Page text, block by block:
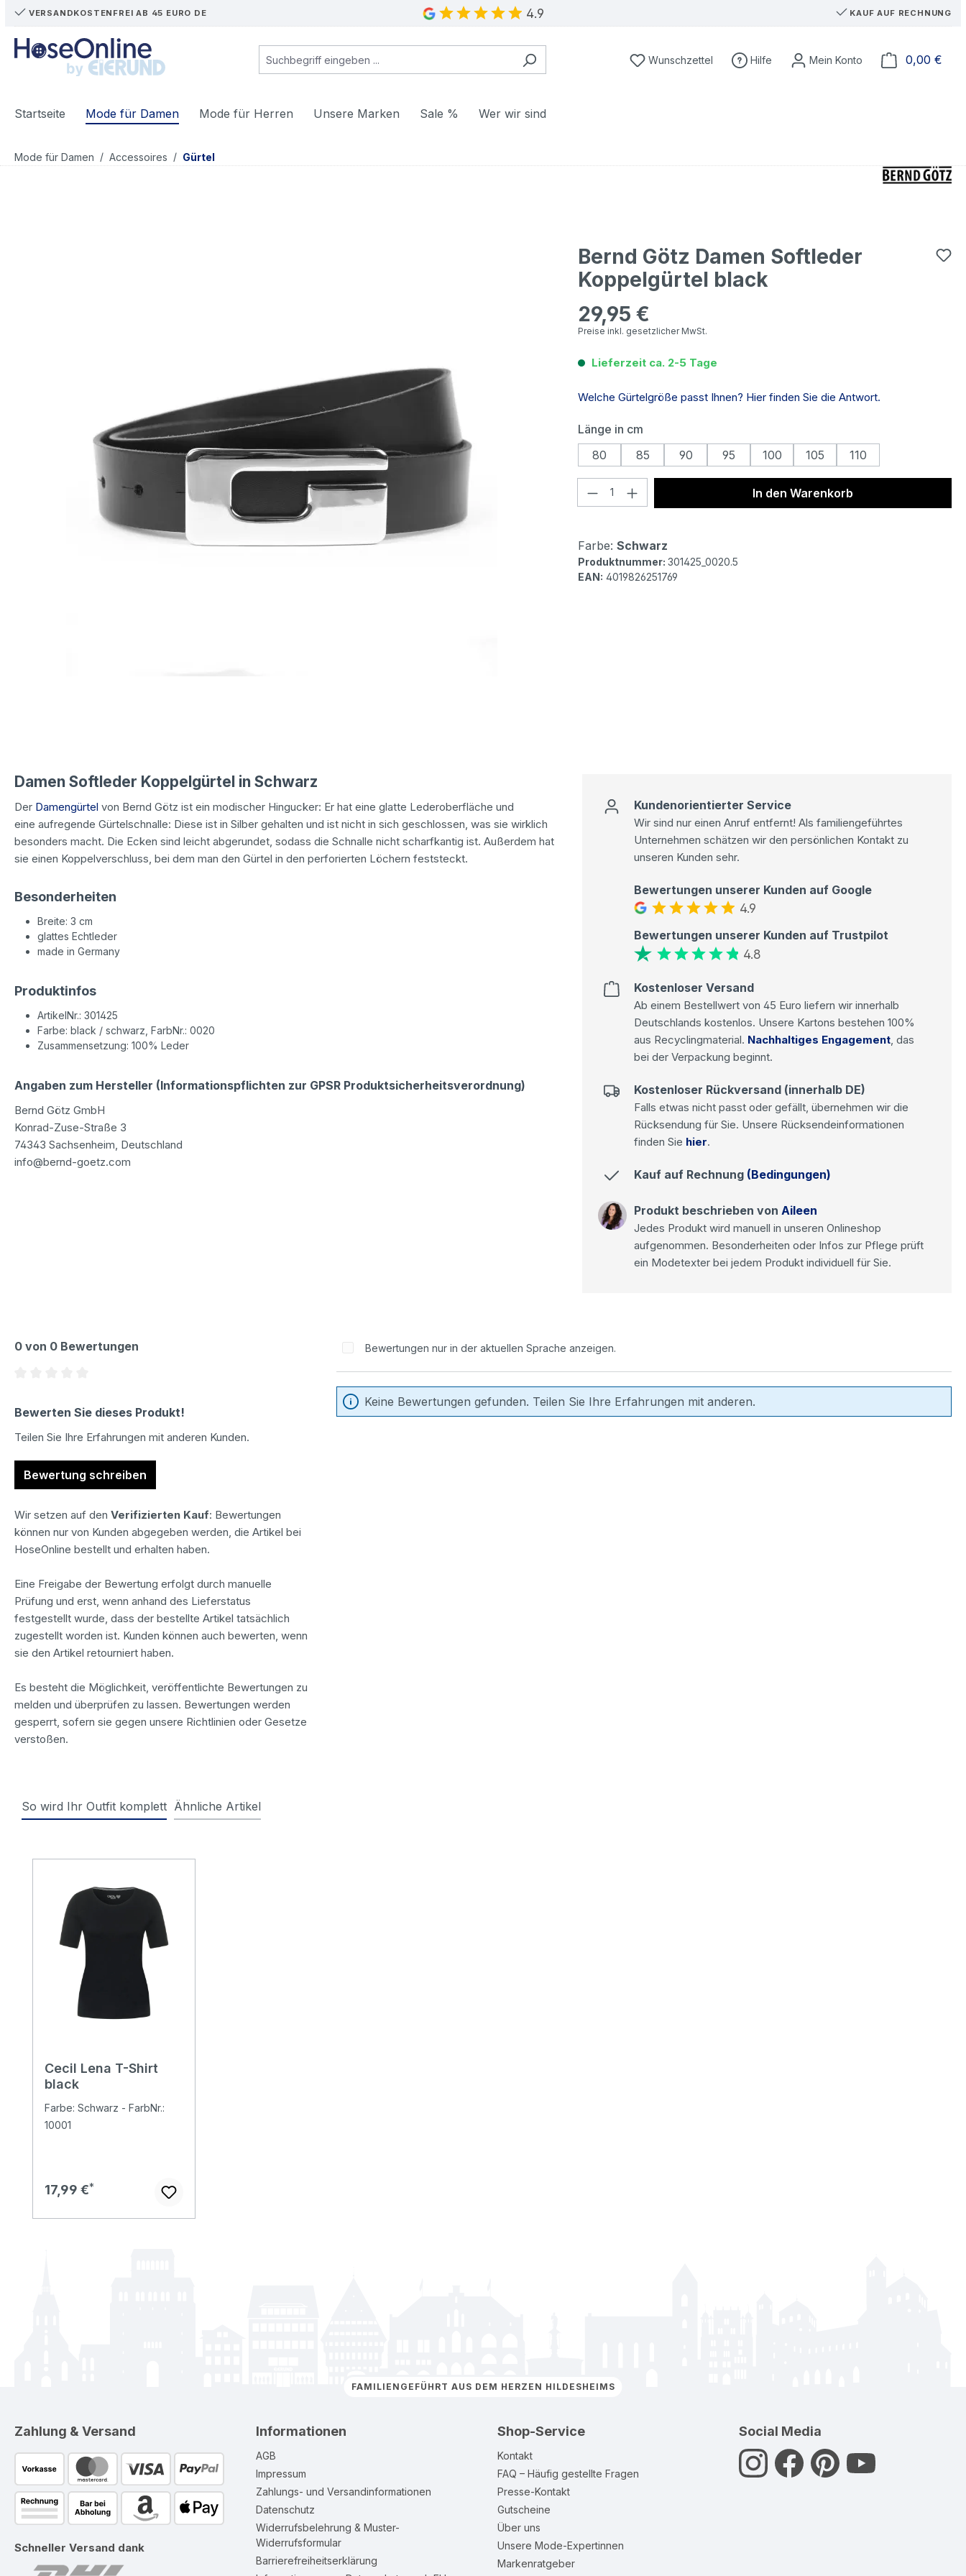
Hauptinhalt springen
Zur Suche springen
Zur Hauptnavigation springen
VERSANDKOSTENFREI AB 45 EURO DE 4.9 KAUF AUF RECHNUNG
Du hast 0 Produkte auf dem Merkzettel
Wunschzettel Hilfe 0,00 €
Startseite Mode für Damen Mode für Herren Unsere Marken Sale % Wer wir sind
Mode für Damen / Accessoires / Gürtel
Bernd Götz Damen Softleder
Koppelgürtel black
Regulärer Preis:
29,95 €
Preise inkl. gesetzlicher MwSt.
Lieferzeit ca. 2-5 Tage
Welche Gürtelgröße passt Ihnen? Hier finden Sie die Antwort.
Länge in cm
80
85 90 95 100 105 110
Produkt Anzahl: Gib den gewünschten Wert
In den Warenkorb
Farbe: Schwarz
Produktnummer: 301425_0020.5
EAN: 4019826251769
Damen Softleder Koppelgürtel in Schwarz
Der Damengürtel von Bernd Götz ist ein modischer Hingucker: Er hat eine glatte Lederoberfläche und
eine aufregende Gürtelschnalle: Diese ist in Silber gehalten und ist nicht in sich geschlossen, was sie wirklich
besonders macht. Die Ecken sind leicht abgerundet, sodass die Schnalle nicht scharfkantig ist. Außerdem hat
sie einen Koppelverschluss, bei dem man den Gürtel in den perforierten Löchern feststeckt.
Besonderheiten
Breite: 3 cm
glattes Echtleder
made in Germany
Produktinfos
ArtikelNr.: 301425
Farbe: black / schwarz, FarbNr.: 0020
Zusammensetzung: 100% Leder
Angaben zum Hersteller (Informationspflichten zur GPSR Produktsicherheitsverordnung)
Bernd Götz GmbH
Konrad-Zuse-Straße 3
74343 Sachsenheim, Deutschland
info@bernd-goetz.com
Kundenorientierter Service
Wir sind nur einen Anruf entfernt! Als familiengeführtes
Unternehmen schätzen wir den persönlichen Kontakt zu
unseren Kunden sehr.
Bewertungen unserer Kunden auf Google
4.9
Bewertungen unserer Kunden auf Trustpilot
4.8
Kostenloser Versand
Ab einem Bestellwert von 45 Euro liefern wir innerhalb
Deutschlands kostenlos. Unsere Kartons bestehen 100%
aus Recyclingmaterial. Nachhaltiges Engagement, das
bei der Verpackung beginnt.
Kostenloser Rückversand (innerhalb DE)
Falls etwas nicht passt oder gefällt, übernehmen wir die
Rücksendung für Sie. Unsere Rücksendeinformationen
finden Sie hier.
Kauf auf Rechnung (Bedingungen)
Produkt beschrieben von Aileen
Jedes Produkt wird manuell in unseren Onlineshop
aufgenommen. Besonderheiten oder Infos zur Pflege prüft
ein Modetexter bei jedem Produkt individuell für Sie.
0 von 0 Bewertungen
Bewerten Sie dieses Produkt!
Teilen Sie Ihre Erfahrungen mit anderen Kunden.
Bewertung schreiben
Wir setzen auf den Verifizierten Kauf: Bewertungen
können nur von Kunden abgegeben werden, die Artikel bei
HoseOnline bestellt und erhalten haben.
Eine Freigabe der Bewertung erfolgt durch manuelle
Prüfung und erst, wenn anhand des Lieferstatus
festgestellt wurde, dass der bestellte Artikel tatsächlich
zugestellt worden ist. Kunden können auch bewerten, wenn
sie den Artikel retourniert haben.
Es besteht die Möglichkeit, veröffentlichte Bewertungen zu
melden und überprüfen zu lassen. Bewertungen werden
gesperrt, sofern sie gegen unsere Richtlinien oder Gesetze
verstoßen.
Bewertungen nur in der aktuellen Sprache anzeigen.
Keine Bewertungen gefunden. Teilen Sie Ihre Erfahrungen mit anderen.
So wird Ihr Outfit komplett Ähnliche Artikel
Cecil Lena T-Shirt
black
Farbe: Schwarz - FarbNr.:
10001
Regulärer Preis:
17,99 €
FAMILIENGEFÜHRT AUS DEM HERZEN HILDESHEIMS
Zahlung & Versand
Schneller Versand dank
Informationen
AGB
Impressum
Zahlungs- und Versandinformationen
Datenschutz
Widerrufsbelehrung & Muster-
Widerrufsformular
Barrierefreiheitserklärung
Shop-Service
Kontakt
FAQ – Häufig gestellte Fragen
Presse-Kontakt
Gutscheine
Über uns
Unsere Mode-Expertinnen
Markenratgeber
Social Media